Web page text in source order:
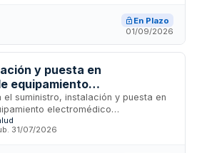
Gerencia Regional de Salud de
incluye la prestación técnica
de canales de soporte
e incidencias.
En Plazo
01/09/2026
y puesta en
equipamiento
quirófanos y endoscopia
Costa del Sol
suministro, instalación y puesta en
electromédico
al Hospital Universitario Costa del
Andaluz de Salud. El objeto
31/07/2026